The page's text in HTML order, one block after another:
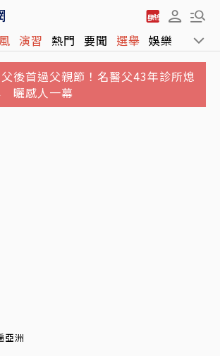
演習 熱門 要聞 選舉 娛樂 運動
後首過父親節！名醫父43年診所熄
曬感人一幕
亞洲